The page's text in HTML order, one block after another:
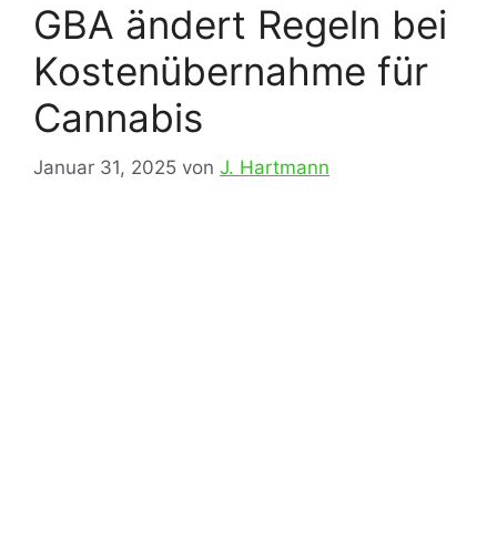
GBA ändert Regeln bei
Kostenübernahme für
Cannabis
Januar 31, 2025 von J. Hartmann